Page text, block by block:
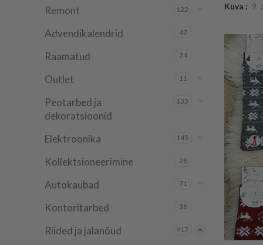
Remont 122
Advendikalendrid 47
Raamatud 74
Outlet 11
Peotarbed ja
dekoratsioonid
133
Elektroonika 145
Kollektsioneerimine 28
Autokaubad 71
Kontoritarbed 38
Riided ja jalanõud 917
Kuva 9